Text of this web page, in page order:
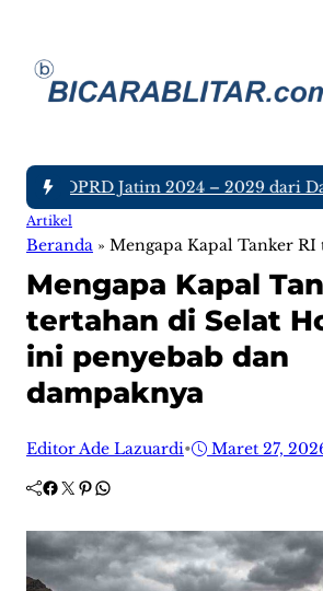
DPRD Jatim 2024 – 2029 dari
Artikel
Beranda » Mengapa Kapal Tanker
Mengapa Kapal
tertahan di Selat
ini penyebab dan
dampaknya
Editor Ade Lazuardi• Maret 27,
Facebook Twitter Pinterest WhatsApp